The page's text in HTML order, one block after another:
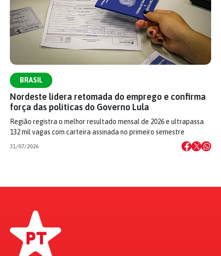
BRASIL
Nordeste lidera retomada do emprego e confirma
força das políticas do Governo Lula
Região registra o melhor resultado mensal de 2026 e ultrapassa
132 mil vagas com carteira assinada no primeiro semestre
31/07/2026